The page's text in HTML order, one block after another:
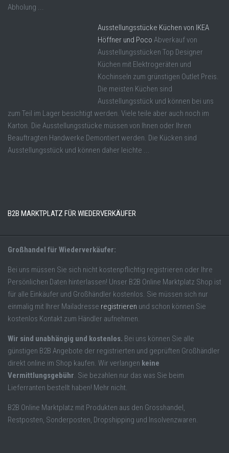
Abholung ...
Ausstellungsstücke Küchen von IKEA
Höffner und Poco Abverkauf von
Ausstellungsstücken Top Designer
Küchen mit Elektrogeräten und
Kochinseln zum grünstigen Outlet Preis.
Die meisten Küchen sind
Ausstellungsstück und können bei uns
zum Teil im Lager besichtigt werden. Viele teile aber auch noch im
Karton. Die Ausstellungsstücke müssen von Ihnen oder Ihren
Beauftragten Handwerke Demontiert werden. Die Kücken sind
Ausstellungsstück und können daher leichte ...
B2B MARKTPLATZ FÜR WIEDERVERKÄUFER
Großhandel für Wiederverkäufer:
Bei uns müssen Sie sich nicht kostenpflichtig registrieren oder Ihre
Persönlichen Daten hinterlassen! Unser B2B Online Marktplatz Shop ist
für alle Einkäufer und Großhändler kostenlos. Sie müssen sich nur
einmalig mit Ihrer Mailadresse registrieren und schon können Sie
kostenlos Kontakt zum Händler aufnehmen.
Wir sind unabhängig und kostenlos. Bei uns können Sie alle
günstigen B2B Angebote der registrierten und geprüften Großhändler
direkt online im Shop kaufen. Wir verlangen keine
Vermittlungsgebühr. Sie bezahlen nur das was Sie beim
Lieferranten bestellt haben! Mehr nicht.
B2B Online Marktplatz mit Produkten aus den Grosshandel,
Restposten, Sonderposten, Dropshipping und Insolvenzwaren.